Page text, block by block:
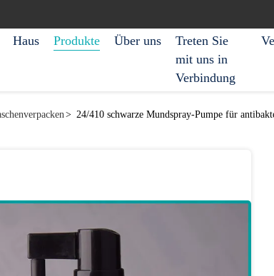
Haus Produkte Über uns
Treten Sie
mit uns in
Verbindung
> 24/410 schwarze Mundspray-Pumpe für